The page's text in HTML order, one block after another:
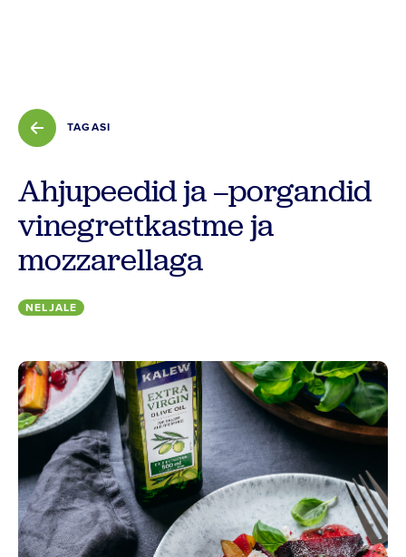
Vilja kokkuost
Meist
Kontakt
Facebook
Instagram
Youtube
Linkedin
TAGASI
Ahjupeedid ja –porgandid
vinegrettkastme ja
mozzarellaga
NELJALE